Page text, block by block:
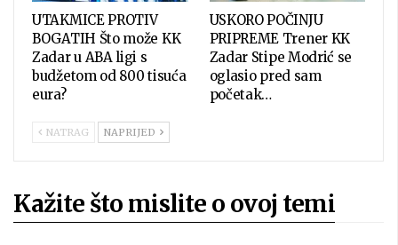
UTAKMICE PROTIV
BOGATIH Što može KK
Zadar u ABA ligi s
budžetom od 800 tisuća
eura?
USKORO POČINJU
PRIPREME Trener KK
Zadar Stipe Modrić se
oglasio pred sam
početak…
NATRAG NAPRIJED
Kažite što mislite o ovoj temi